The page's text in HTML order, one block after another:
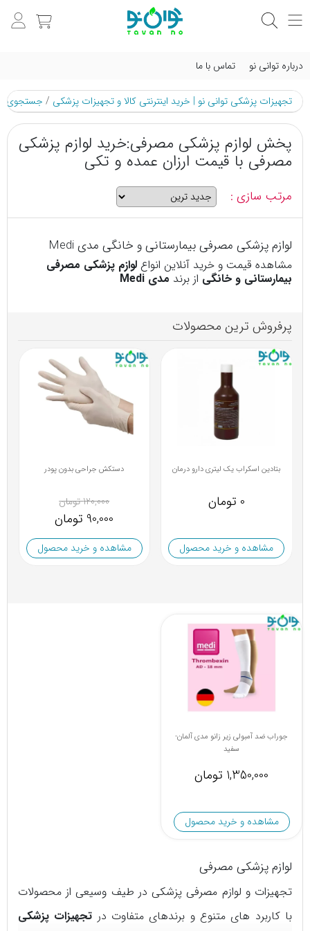
درباره توانی نو تماس با ما
تجهیزات پزشکی توانی نو | خرید اینترنتی کالا و تجهیزات پزشکی / جستجوی
پخش لوازم پزشکی مصرفی:خرید لوازم پزشکی
مصرفی با قیمت ارزان عمده و تکی
مرتب سازی :
لوازم پزشکی مصرفی بیمارستانی و خانگی مدی Medi
مشاهده قیمت و خرید آنلاین انواع لوازم پزشکی مصرفی
بیمارستانی و خانگی از برند مدی Medi
پرفروش ترین محصولات
دستکش جراحی بدون پودر
120,000 تومان
90,000 تومان
مشاهده و خرید محصول
بتادین اسکراب یک لیتری دارو درمان
0 تومان
مشاهده و خرید محصول
جوراب ضد آمبولی زیر زانو مدی آلمان-
سفید
1,350,000 تومان
مشاهده و خرید محصول
لوازم پزشکی مصرفی
تجهیزات و لوازم مصرفی پزشکی در طیف وسیعی از محصولات
با کاربرد های متنوع و برندهای متفاوت در تجهیزات پزشکی